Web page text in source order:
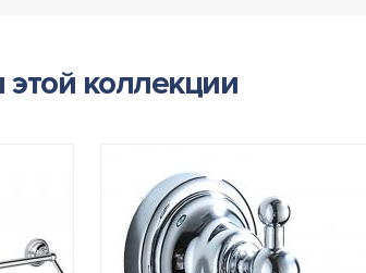
коллекции